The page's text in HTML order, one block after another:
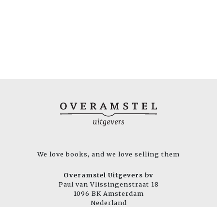
We love books, and we love selling them
Overamstel Uitgevers bv
Paul van Vlissingenstraat 18
1096 BK Amsterdam
Nederland